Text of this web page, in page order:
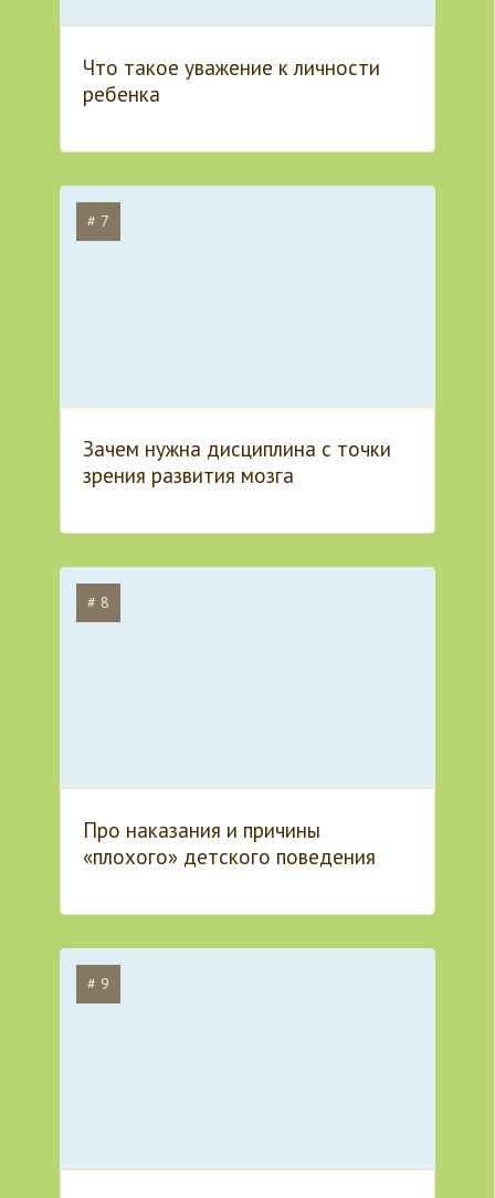
Что такое уважение к личности
ребенка
# 7
Зачем нужна дисциплина с точки
зрения развития мозга
# 8
Про наказания и причины
«плохого» детского поведения
# 9